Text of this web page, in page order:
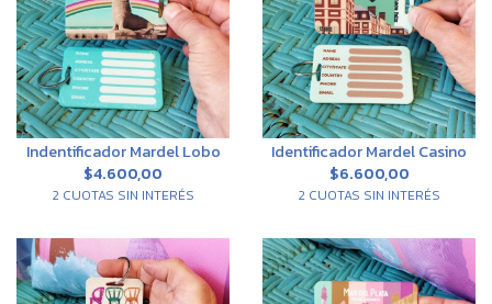
Indentificador Mardel Lobo
$4.600,00
2 CUOTAS SIN INTERÉS
Identificador Mardel Casino
$6.600,00
2 CUOTAS SIN INTERÉS